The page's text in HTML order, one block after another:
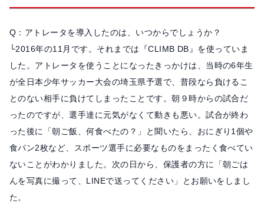
Q：アトレータを導入したのは、いつからでしょうか？
└2016年の11月です。それまでは『CLIMB DB』を使っていま
した。アトレータを使うことになったきっかけは、当時の6年生
が全日本少年サッカー大会の埼玉県予選で、普段なら負けるこ
とのない相手に負けてしまったことです。朝９時からの試合だ
ったのですが、選手達に元気がなくて動きも悪い。試合が終わ
った後に「朝ご飯、何食べたの？」と聞いたら、おにぎり1個や
食パン2枚など、スポーツ選手に必要なものをまったく食べてい
ないことがわかりました。次の日から、保護者の方に「朝ごは
んを写真に撮って、LINEで送ってください」とお願いをしまし
た。